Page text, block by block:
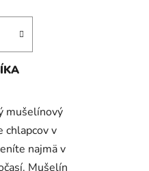
mušelínový
chlapcov v
najmä v
Mušelín